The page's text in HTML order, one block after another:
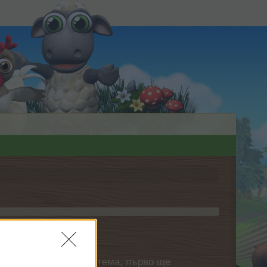
своя собствена тема, първо ще